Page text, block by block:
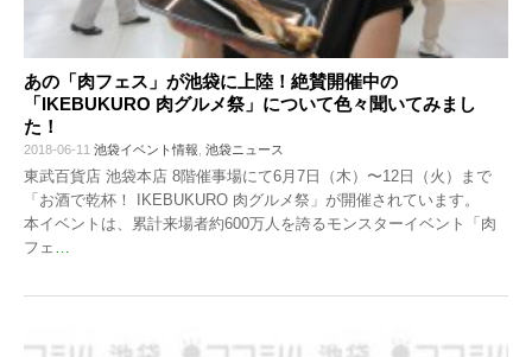
あの「肉フェス」が池袋に上陸！絶賛開催中の
「IKEBUKURO 肉グルメ祭」について色々聞いてみまし
た！
2018-06-11 池袋イベント情報 池袋ニュース
東武百貨店 池袋本店 8階催事場にて6月7日（木）〜12日（火）まで
「お酒で乾杯！ IKEBUKURO 肉グルメ祭」が開催されています。
本イベントは、累計来場者約600万人を誇るモンスターイベント「肉
フェ …